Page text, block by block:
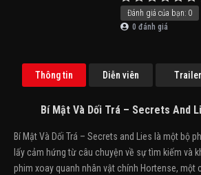
Đánh giá của bạn: 0
0 đánh giá
Thông tin Diễn viên Trailer
Bí Mật Và Dối Trá – Secrets And
Bí Mật Và Dối Trá – Secrets and Lies là một bộ
lấy cảm hứng từ câu chuyện về sự tìm kiếm và
phim xoay quanh nhân vật chính Hortense, một